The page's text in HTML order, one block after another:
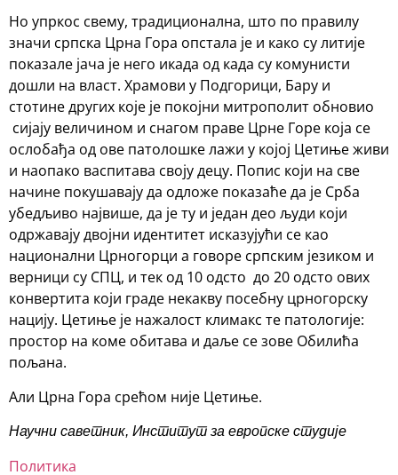
Но упркос свему, традиционална, што по правилу
значи српска Црна Гора опстала је и како су литије
показале јача је него икада од када су комунисти
дошли на власт. Храмови у Подгорици, Бару и
стотине других које је покојни митрополит обновио
сијају величином и снагом праве Црне Горе која се
ослобађа од ове патолошке лажи у којој Цетиње живи
и наопако васпитава своју децу. Попис који на све
начине покушавају да одложе показаће да је Срба
убедљиво највише, да је ту и један део људи који
одржавају двојни идентитет исказујући се као
национални Црногорци а говоре српским језиком и
верници су СПЦ, и тек од 10 одсто до 20 одсто ових
конвертита који граде некакву посебну црногорску
нацију. Цетиње је нажалост климакс те патологије:
простор на коме обитава и даље се зове Обилића
пољана.
Али Црна Гора срећом није Цетиње.
Научни саветник, Институт за европске студије
Политика